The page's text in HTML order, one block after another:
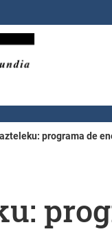
programa de